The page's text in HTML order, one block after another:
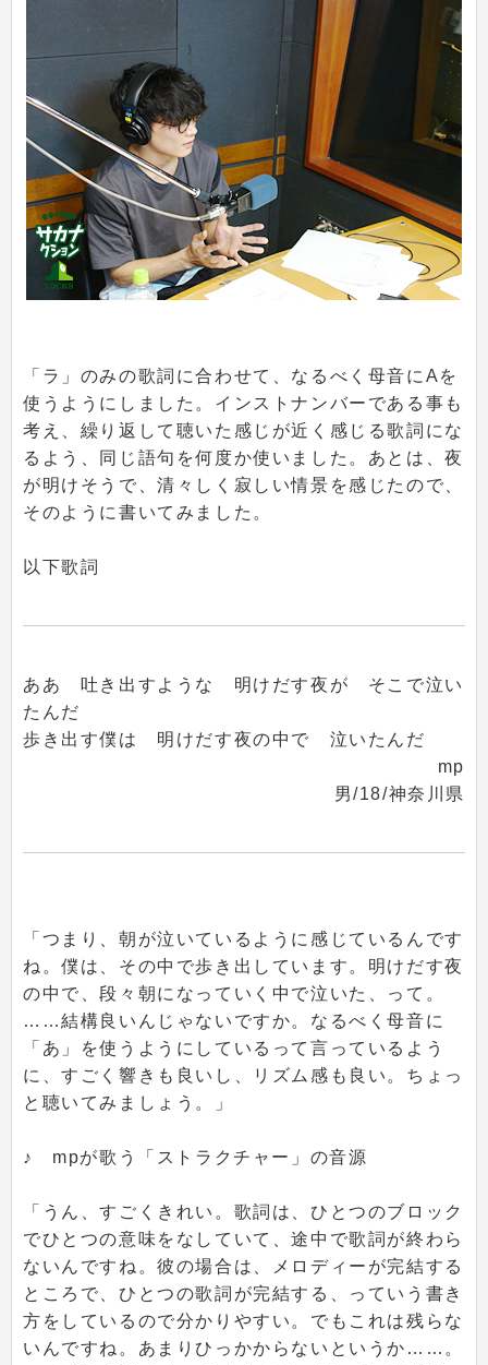
「ラ」のみの歌詞に合わせて、なるべく母音にAを
使うようにしました。インストナンバーである事も
考え、繰り返して聴いた感じが近く感じる歌詞にな
るよう、同じ語句を何度か使いました。あとは、夜
が明けそうで、清々しく寂しい情景を感じたので、
そのように書いてみました。
以下歌詞
ああ 吐き出すような 明けだす夜が そこで泣い
たんだ
歩き出す僕は 明けだす夜の中で 泣いたんだ
mp
男/18/神奈川県
「つまり、朝が泣いているように感じているんです
ね。僕は、その中で歩き出しています。明けだす夜
の中で、段々朝になっていく中で泣いた、って。
……結構良いんじゃないですか。なるべく母音に
「あ」を使うようにしているって言っているよう
に、すごく響きも良いし、リズム感も良い。ちょっ
と聴いてみましょう。」
♪ mpが歌う「ストラクチャー」の音源
「うん、すごくきれい。歌詞は、ひとつのブロック
でひとつの意味をなしていて、途中で歌詞が終わら
ないんですね。彼の場合は、メロディーが完結する
ところで、ひとつの歌詞が完結する、っていう書き
方をしているので分かりやすい。でもこれは残らな
いんですね。あまりひっかからないというか……。